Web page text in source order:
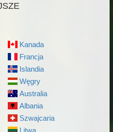
Kanada
Francja
Islandia
Węgry
Australia
Albania
Szwajcaria
Litwa